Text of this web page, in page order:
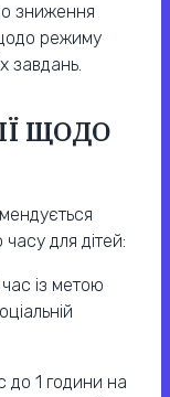
зниження
режиму
завдань.
ЩОДО
для дітей:
із метою
до 1 години на